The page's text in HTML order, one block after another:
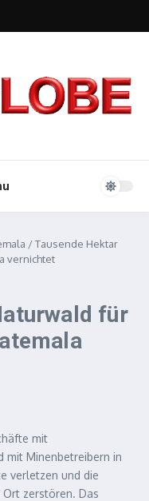
/Tausende Hektar
vernichtet
für
mit
mit Minenbetreibern in
verletzen und die
zerstören. Das